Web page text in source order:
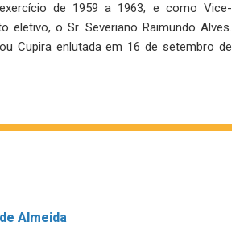
de 1959 a 1963; e como Vice-
eletivo, o Sr. Severiano Raimundo Alves.
Cupira enlutada em 16 de setembro de
Almeida